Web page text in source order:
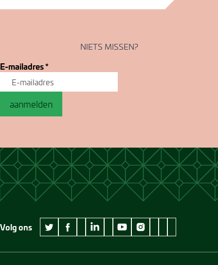
NIETS MISSEN?
E-mailadres*
aanmelden
Volg ons
twitter Museum Jan Cunen
facebook Museum Jan Cunen
wikipedia Museum Jan Cunen
linkedin Museum Jan Cunen
googleplus Museum Jan Cunen
youtube Museum Jan Cunen
instagram Museum